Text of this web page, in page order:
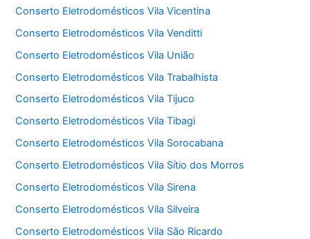
Conserto Eletrodomésticos Vila Vicentina
Conserto Eletrodomésticos Vila Venditti
Conserto Eletrodomésticos Vila União
Conserto Eletrodomésticos Vila Trabalhista
Conserto Eletrodomésticos Vila Tijuco
Conserto Eletrodomésticos Vila Tibagi
Conserto Eletrodomésticos Vila Sorocabana
Conserto Eletrodomésticos Vila Sítio dos Morros
Conserto Eletrodomésticos Vila Sirena
Conserto Eletrodomésticos Vila Silveira
Conserto Eletrodomésticos Vila São Ricardo